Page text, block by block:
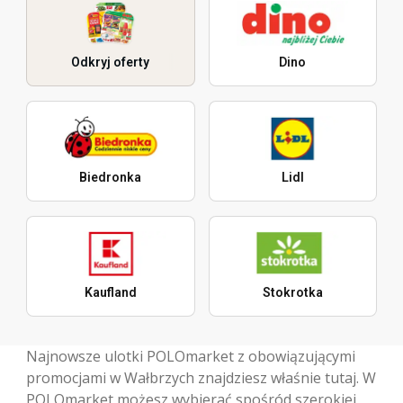
Odkryj oferty Dino
Biedronka Lidl
Kaufland Stokrotka
Najnowsze ulotki POLOmarket z obowiązującymi
promocjami w Wałbrzych znajdziesz właśnie tutaj. W